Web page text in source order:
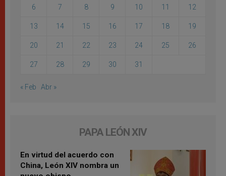
6 7 8 9 10 11 12
13 14 15 16 17 18 19
20 21 22 23 24 25 26
27 28 29 30 31
« Feb Abr »
PAPA LEÓN XIV
En virtud del acuerdo con
China, León XIV nombra un